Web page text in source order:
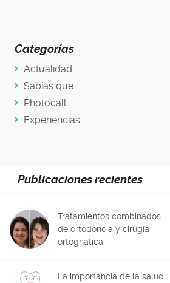
Categorías
Actualidad
Sabías que...
Photocall
Experiencias
Publicaciones recientes
Tratamientos combinados
de ortodoncia y cirugía
ortognática
La importancia de la salud